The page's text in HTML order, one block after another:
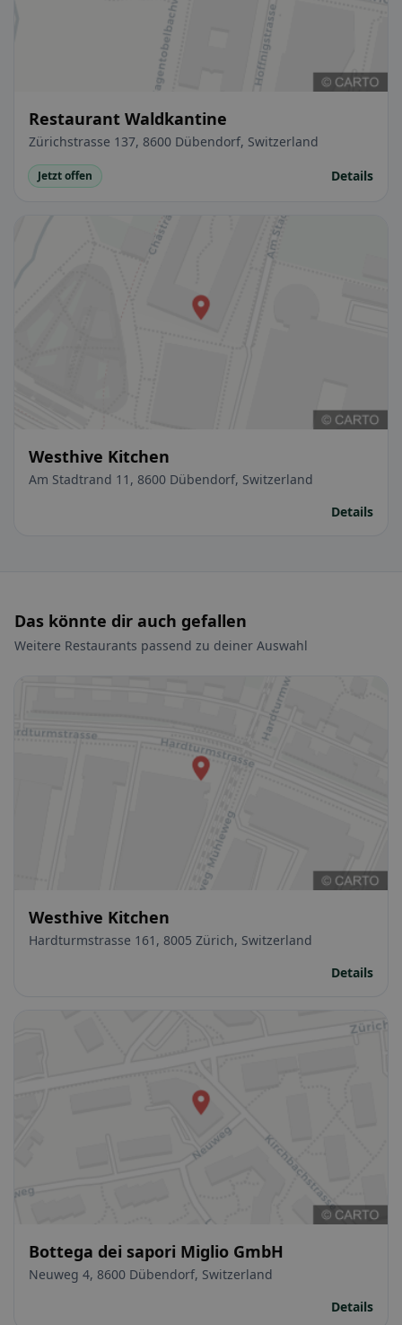
Restaurant Waldkantine
Zürichstrasse 137, 8600 Dübendorf, Switzerland
Jetzt offen Details
Westhive Kitchen
Am Stadtrand 11, 8600 Dübendorf, Switzerland
Details
Das könnte dir auch gefallen
Weitere Restaurants passend zu deiner Auswahl
Westhive Kitchen
Hardturmstrasse 161, 8005 Zürich, Switzerland
Details
Bottega dei sapori Miglio GmbH
Neuweg 4, 8600 Dübendorf, Switzerland
Details